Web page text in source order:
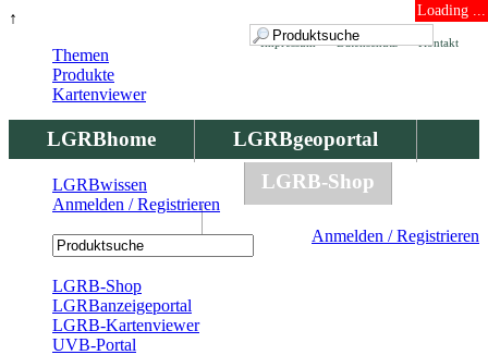
↑ Loading ...
Kontakt
Datenschutz
Impressum
LGRBhome
LGRBgeoportal
LGRBbohrungen
LGRB-Shop
Anmelden / Registrieren
Themen
Produkte
Kartenviewer
LGRBwissen
Anmelden / Registrieren
LGRB-Shop
LGRBanzeigeportal
LGRB-Kartenviewer
UVB-Portal